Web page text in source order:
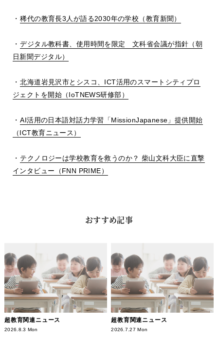
・稀代の教育長3人が語る2030年の学校（教育新聞）
・デジタル教科書、使用時間を限定 文科省会議が指針（朝
日新聞デジタル）
・北海道岩見沢市とシスコ、ICT活用のスマートシティプロ
ジェクトを開始（IoTNEWS研修部）
・AI活用の日本語対話力学習「MissionJapanese」提供開始
（ICT教育ニュース）
・ テクノロジーは学校教育を救うのか？ 柴山文科大臣に直撃
インタビュー（FNN PRIME）
おすすめ記事
超教育関連ニュース
2026.8.3 Mon
超教育関連ニュース
2026.7.27 Mon